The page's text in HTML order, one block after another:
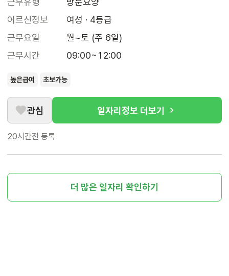
어르신정보
여성 · 4등급
근무요일
월~토 (주 6일)
근무시간
09:00~12:00
높은급여 초보가능
관심 일자리정보 더보기
20시간전 등록
더 많은 일자리 확인하기